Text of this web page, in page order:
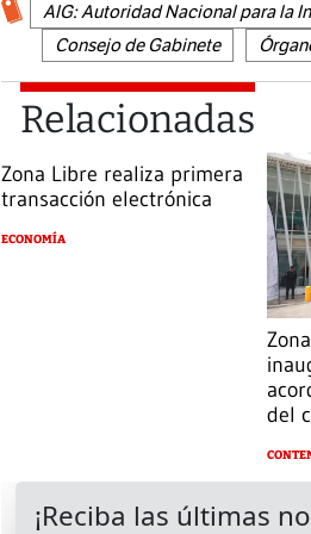
AIG: Autoridad Nacional para la
Consejo de Gabinete
Relacionadas
Zona Libre realiza primera
transacción electrónica
ECONOMÍA
del